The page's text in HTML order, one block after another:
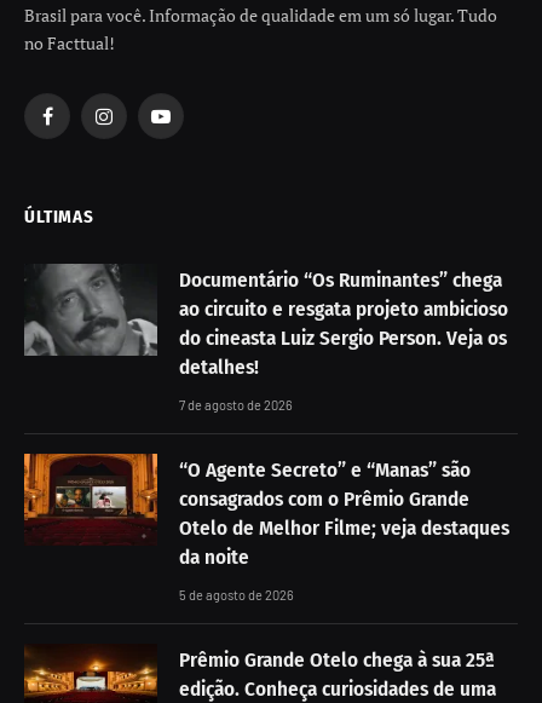
Brasil para você. Informação de qualidade em um só lugar. Tudo
no Facttual!
FacebookInstagramYouTube
ÚLTIMAS
Documentário “Os Ruminantes” chega
ao circuito e resgata projeto ambicioso
do cineasta Luiz Sergio Person. Veja os
detalhes!
7 de agosto de 2026
“O Agente Secreto” e “Manas” são
consagrados com o Prêmio Grande
Otelo de Melhor Filme; veja destaques
da noite
5 de agosto de 2026
Prêmio Grande Otelo chega à sua 25ª
edição. Conheça curiosidades de uma